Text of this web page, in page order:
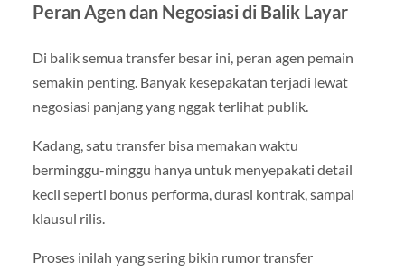
Peran Agen dan Negosiasi di Balik Layar
Di balik semua transfer besar ini, peran agen pemain
semakin penting. Banyak kesepakatan terjadi lewat
negosiasi panjang yang nggak terlihat publik.
Kadang, satu transfer bisa memakan waktu
berminggu-minggu hanya untuk menyepakati detail
kecil seperti bonus performa, durasi kontrak, sampai
klausul rilis.
Proses inilah yang sering bikin rumor transfer